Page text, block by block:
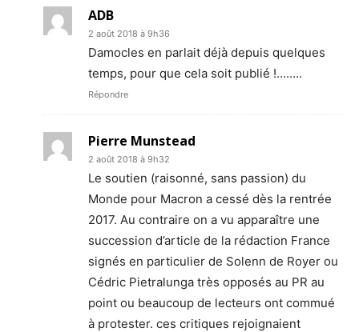
ADB
2 août 2018 à 9h36
Damocles en parlait déjà depuis quelques
temps, pour que cela soit publié !……..
Répondre
Pierre Munstead
2 août 2018 à 9h32
Le soutien (raisonné, sans passion) du
Monde pour Macron a cessé dès la rentrée
2017. Au contraire on a vu apparaître une
succession d’article de la rédaction France
signés en particulier de Solenn de Royer ou
Cédric Pietralunga très opposés au PR au
point ou beaucoup de lecteurs ont commué
à protester. ces critiques rejoignaient